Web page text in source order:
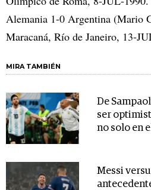
Alemania 1-0 Argentina (Mario
Maracaná, Río de Janeiro, 13-
MIRA TAMBIÉN
De
ser
no solo en
Messi